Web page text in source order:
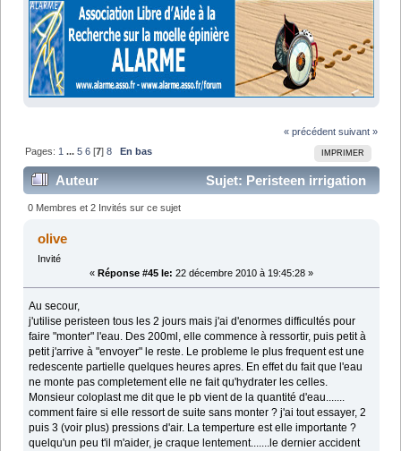
« précédent suivant »
IMPRIMER
Pages: 1 ...5 6 [7]8 En bas
Auteur
Sujet: Peristeen irrigation
de Coloplast, un petit miracle pour les problèmes de
selles (Lu 311289 fois)
0 Membres et 2 Invités sur ce sujet
olive
Invité
« Réponse #45 le: 22 décembre 2010 à 19:45:28 »
Au secour,
j'utilise peristeen tous les 2 jours mais j'ai d'enormes difficultés pour
faire "monter" l'eau. Des 200ml, elle commence à ressortir, puis petit à
petit j'arrive à "envoyer" le reste. Le probleme le plus frequent est une
redescente partielle quelques heures apres. En effet du fait que l'eau
ne monte pas completement elle ne fait qu'hydrater les celles.
Monsieur coloplast me dit que le pb vient de la quantité d'eau.......
comment faire si elle ressort de suite sans monter ? j'ai tout essayer, 2
puis 3 (voir plus) pressions d'air. La temperture est elle importante ?
quelqu'un peu t'il m'aider, je craque lentement.......le dernier accident